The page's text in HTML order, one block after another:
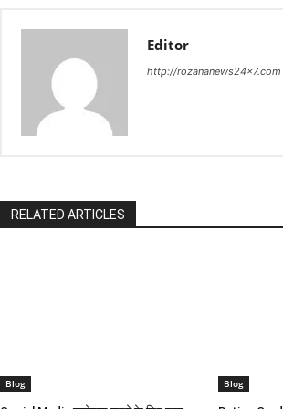
Editor
http://rozananews24x7.com
RELATED ARTICLES
Blog Blog